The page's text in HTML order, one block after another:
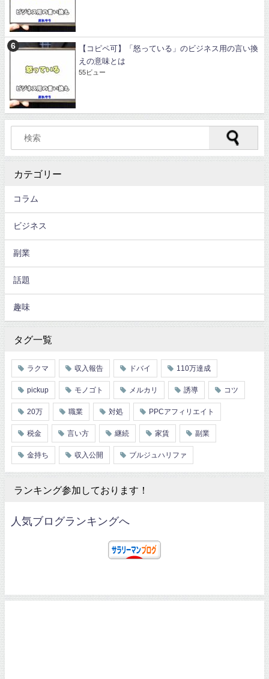
【コピペ可】「怒っている」のビジネス用の言い換
えの意味とは
55ビュー
カテゴリー
コラム
ビジネス
副業
話題
趣味
タグ一覧
ラクマ 収入報告 ドバイ 110万達成
pickup モノゴト メルカリ 誘導 コツ
20万 職業 対処 PPCアフィリエイト
税金 言い方 継続 家賃 副業
金持ち 収入公開 ブルジュハリファ
ランキング参加しております！
人気ブログランキングへ